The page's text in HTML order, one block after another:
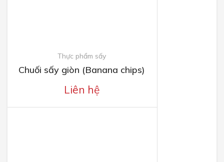
Thực phẩm sấy
Chuối sấy giòn (Banana chips)
Liên hệ